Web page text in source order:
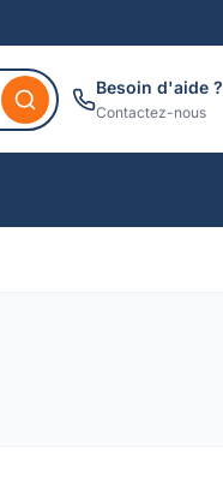
Besoin d'aide ?
Contactez-nous